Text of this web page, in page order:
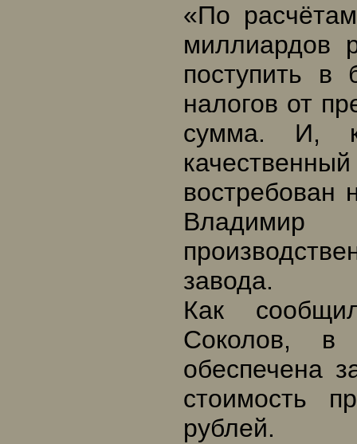
«По
миллиардов
поступить в
налогов от
сумма. И,
востребован
завода.
Как
Соколов, в
обеспечена
стоимость
рублей.